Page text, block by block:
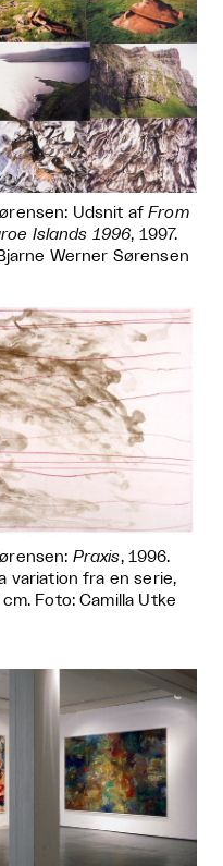
Udsnit afFrom
Islands 1996, 1997.
Werner Sørensen
Praxis, 1996.
variation fra en serie,
Foto: Camilla Utke